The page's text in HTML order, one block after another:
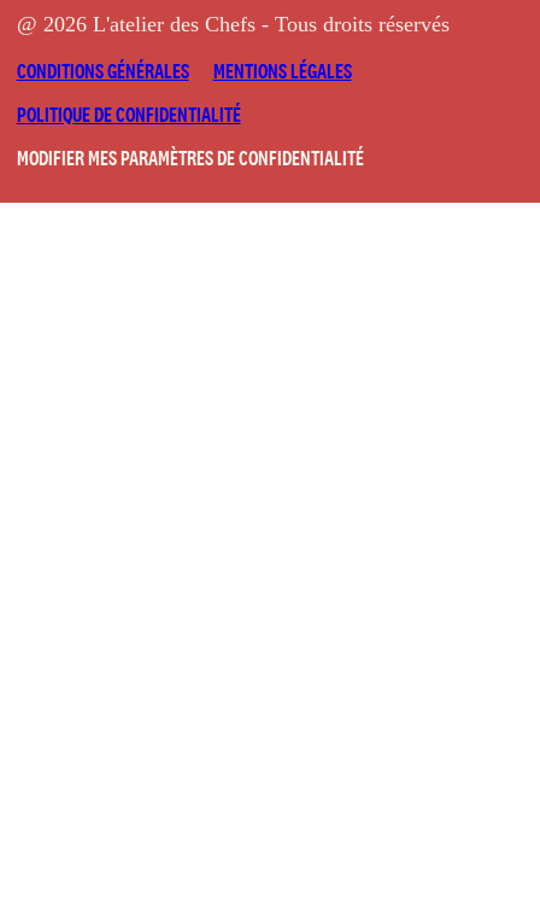
@ 2026 L'atelier des Chefs - Tous droits réservés
CONDITIONS GÉNÉRALES
MENTIONS LÉGALES
POLITIQUE DE CONFIDENTIALITÉ
MODIFIER MES PARAMÈTRES DE CONFIDENTIALITÉ